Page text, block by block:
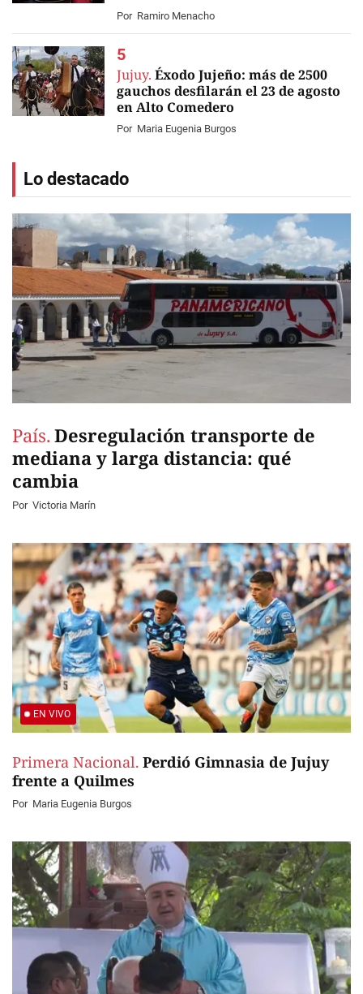
Por Ramiro Menacho
Jujuy. Éxodo Jujeño: más de 2500
gauchos desfilarán el 23 de agosto
en Alto Comedero
Por Maria Eugenia Burgos
Lo destacado
País. Desregulación transporte de
mediana y larga distancia: qué
cambia
Por Victoria Marín
EN VIVO
Primera Nacional. Perdió Gimnasia de Jujuy
frente a Quilmes
Por Maria Eugenia Burgos